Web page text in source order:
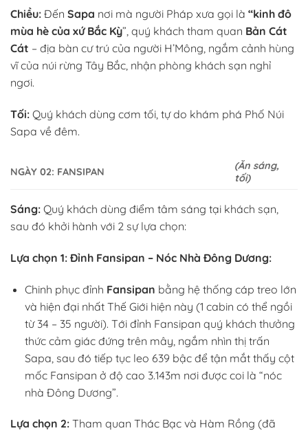
Chiều: Đến Sapa nơi mà người Pháp xưa gọi là “kinh đô
mùa hè của xứ Bắc Kỳ”, quý khách tham quan Bản Cát
Cát – địa bàn cư trú của người H’Mông, ngắm cảnh hùng
vĩ của núi rừng Tây Bắc, nhận phòng khách sạn nghỉ
ngơi.
Tối: Quý khách dùng cơm tối, tự do khám phá Phố Núi
Sapa về đêm.
NGÀY 02: FANSIPAN
(Ăn sáng,
tối)
Sáng: Quý khách dùng điểm tâm sáng tại khách sạn,
sau đó khởi hành với 2 sự lựa chọn:
Lựa chọn 1: Đỉnh Fansipan – Nóc Nhà Đông Dương:
Chinh phục đỉnh Fansipan bằng hệ thống cáp treo lớn
và hiện đại nhất Thế Giới hiện này (1 cabin có thể ngồi
từ 34 – 35 người). Tới đỉnh Fansipan quý khách thưởng
thức cảm giác đứng trên mây, ngắm nhìn thị trấn
Sapa, sau đó tiếp tục leo 639 bậc để tận mắt thấy cột
mốc Fansipan ở độ cao 3.143m nơi được coi là “nóc
nhà Đông Dương”.
Lựa chọn 2: Tham quan Thác Bạc và Hàm Rồng (đã